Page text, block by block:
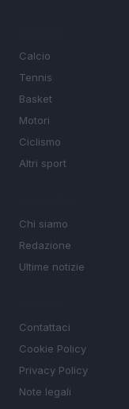
Calcio
Tennis
Basket
Motori
Ciclismo
Altri sport
Chi siamo
Redazione
Ultime notizie
Contattaci
Cookie Policy
Privacy Policy
Note legali